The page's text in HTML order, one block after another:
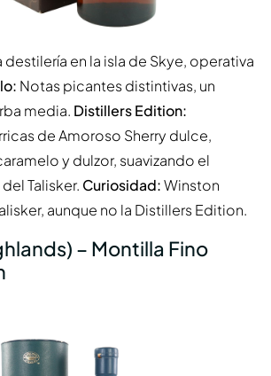
destilería en la isla de Skye, operativa
Notas picantes distintivas, un
media. Distillers Edition:
de Amoroso Sherry dulce,
y dulzor, suavizando el
Talisker. Curiosidad:Winston
aunque no la Distillers Edition.
– Montilla Fino